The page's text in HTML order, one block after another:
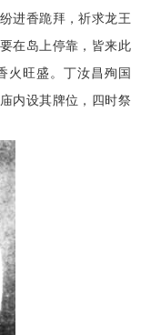
进香跪拜，祈求龙王
在岛上停靠，皆来此
火旺盛。丁汝昌殉国
内设其牌位，四时祭